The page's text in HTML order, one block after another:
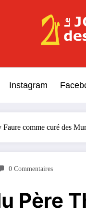
Le
Instagram
comme curé des
0 Commentaires
Père